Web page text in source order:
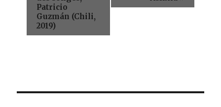
a
v
Patricio
Guzmán (Chili,
2019)